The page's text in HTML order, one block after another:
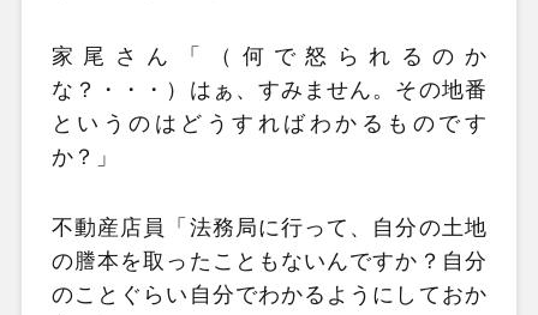
家尾さん「（何で怒られるのか
な？・・・）はぁ、すみません。その地番
というのはどうすればわかるものです
か？」
不動産店員「法務局に行って、自分の土地
の謄本を取ったこともないんですか？自分
のことぐらい自分でわかるようにしておか